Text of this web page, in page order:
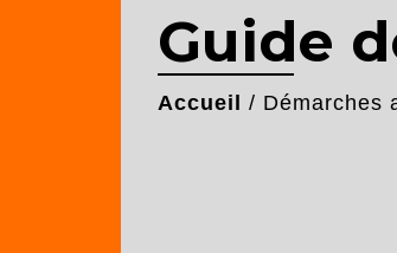
Guide
Accueil / Démarches